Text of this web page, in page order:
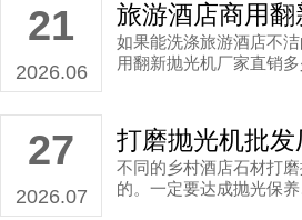
21
2026.06
如果能洗涤旅游酒店不
用翻新抛光机厂家直销
27
2026.07
不同的乡村酒店石材打
的。一定要达成抛光保